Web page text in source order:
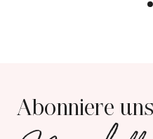
Abonniere